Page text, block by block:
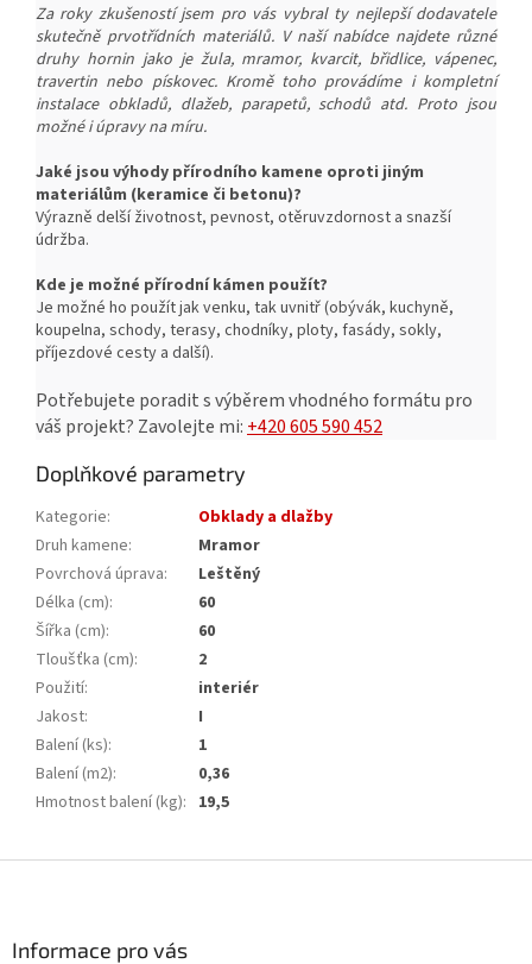
Za roky zkušeností jsem pro vás vybral ty nejlepší dodavatele
skutečně prvotřídních materiálů. V naší nabídce najdete různé
druhy hornin jako je žula, mramor, kvarcit, břidlice, vápenec,
travertin nebo pískovec. Kromě toho provádíme i kompletní
instalace obkladů, dlažeb, parapetů, schodů atd. Proto jsou
možné i úpravy na míru.
Jaké jsou výhody přírodního kamene oproti jiným
materiálům (keramice či betonu)?
Výrazně delší životnost, pevnost, otěruvzdornost a snazší
údržba.
Kde je možné přírodní kámen použít?
Je možné ho použít jak venku, tak uvnitř (obývák, kuchyně,
koupelna, schody, terasy, chodníky, ploty, fasády, sokly,
příjezdové cesty a další).
Potřebujete poradit s výběrem vhodného formátu pro
váš projekt? Zavolejte mi: +420 605 590 452
Doplňkové parametry
Kategorie:
Obklady a dlažby
Druh kamene:
Mramor
Povrchová úprava:
Leštěný
Délka (cm):
60
Šířka (cm):
60
Tloušťka (cm):
2
Použití:
interiér
Jakost:
I
Balení (ks):
1
Balení (m2):
0,36
Hmotnost balení (kg): 19,5
Informace pro vás